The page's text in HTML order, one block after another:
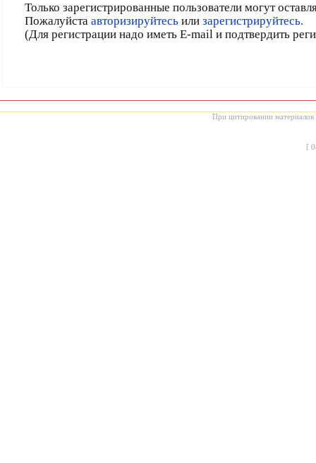
Только зарегистрированные пользователи могут
Пожалуйста авторизируйтесьили зарегистрируйтесь.
(Для регистрации надо иметь E-mail и подтвердить
При цитировании материалов
[